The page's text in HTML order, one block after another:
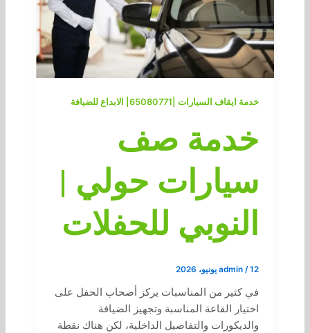
خدمة ايقاف السيارات |65080771| الابداع للضيافة
خدمة صف
سيارات حولي |
النوبي للحفلات
admin /12 يونيو، 2026
في كثير من المناسبات يركز أصحاب الحفل على
اختيار القاعة المناسبة وتجهيز الضيافة
والديكورات والتفاصيل الداخلية، لكن هناك نقطة